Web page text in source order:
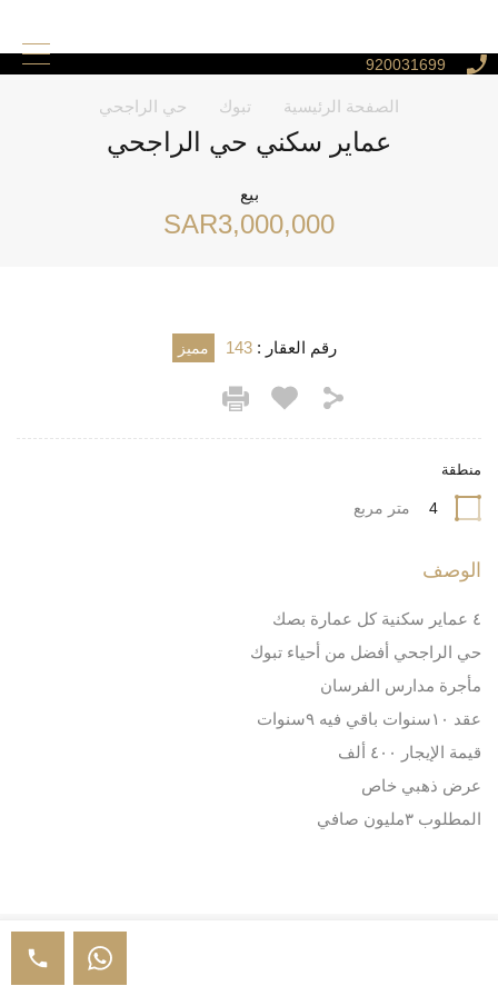
920031699
الصفحة الرئيسية تبوك حي الراجحي
عماير سكني حي الراجحي
بيع
‪SAR3,000,000
رقم العقار :143 مميز
منطقة
4 متر مربع
الوصف
٤ عماير سكنية كل عمارة بصك
حي الراجحي أفضل من أحياء تبوك
مأجرة مدارس الفرسان
عقد ١٠سنوات باقي فيه ٩سنوات
قيمة الإيجار ٤٠٠ ألف
عرض ذهبي خاص
المطلوب ٣مليون صافي